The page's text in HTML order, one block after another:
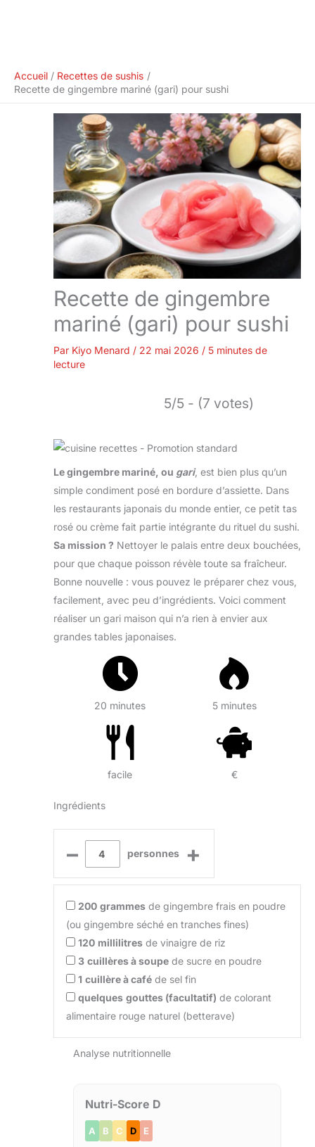
Accueil
Recettes de sushis
Recette de gingembre mariné (gari) pour sushi
Recette de gingembre
mariné (gari) pour sushi
Par Kiyo Menard / 22 mai 2026 / 5 minutes de
lecture
5/5 - (7 votes)
Le gingembre mariné, ou gari, est bien plus qu’un
simple condiment posé en bordure d’assiette. Dans
les restaurants japonais du monde entier, ce petit tas
rosé ou crème fait partie intégrante du rituel du sushi.
Sa mission ? Nettoyer le palais entre deux bouchées,
pour que chaque poisson révèle toute sa fraîcheur.
Bonne nouvelle : vous pouvez le préparer chez vous,
facilement, avec peu d’ingrédients. Voici comment
réaliser un gari maison qui n’a rien à envier aux
grandes tables japonaises.
20 minutes 5 minutes
facile €
Ingrédients
– personnes +
200 grammes de gingembre frais en poudre
(ou gingembre séché en tranches fines)
120 millilitres de vinaigre de riz
3 cuillères à soupe de sucre en poudre
1 cuillère à café de sel fin
quelques gouttes (facultatif) de colorant
alimentaire rouge naturel (betterave)
Analyse nutritionnelle
Nutri-Score D
A B C D E